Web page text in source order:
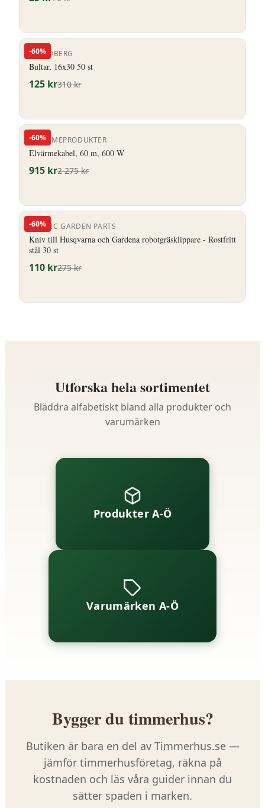
-60%
P LINDBERG
Bultar, 16x30 50 st
125 kr310kr
-60%
ELVÄRMEPRODUKTER
Elvärmekabel, 60 m, 600 W
915 kr2 275kr
-60%
NORDIC GARDEN PARTS
Kniv till Husqvarna och Gardena robotgräsklippare - Rostfritt
stål 30 st
110 kr275kr
Utforska hela sortimentet
Bläddra alfabetiskt bland alla produkter och
varumärken
Produkter A-Ö
Varumärken A-Ö
Bygger du timmerhus?
Butiken är bara en del av Timmerhus.se —
jämför timmerhusföretag, räkna på
kostnaden och läs våra guider innan du
sätter spaden i marken.